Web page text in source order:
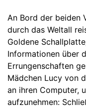
An Bord der beiden
durch das Weltall
Goldene
Informationen über
Errungenschaften
Mädchen Lucy von
an ihren Computer,
aufzunehmen: